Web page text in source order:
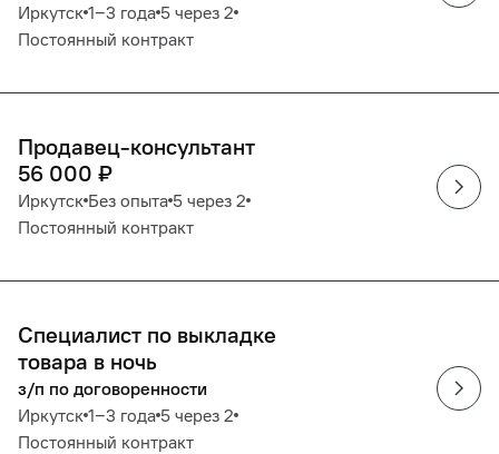
Иркутск 1‒3 года 5 через 2
Постоянный контракт
Продавец-консультант
56 000 ₽
Иркутск Без опыта 5 через 2
Постоянный контракт
Специалист по выкладке
товара в ночь
з/п по договоренности
Иркутск 1‒3 года 5 через 2
Постоянный контракт